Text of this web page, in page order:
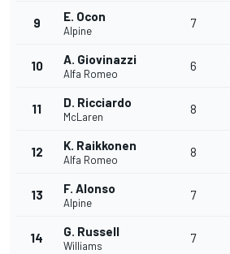
9 E. Ocon
Alpine
7
10 A. Giovinazzi
Alfa Romeo
6
11 D. Ricciardo
McLaren
8
12 K. Raikkonen
Alfa Romeo
8
13 F. Alonso
Alpine
7
14 G. Russell
Williams
7